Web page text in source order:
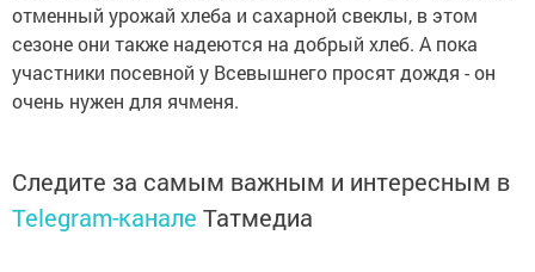
отменный урожай хлеба и сахарной свеклы, в этом
сезоне они также надеются на добрый хлеб. А пока
участники посевной у Всевышнего просят дождя - он
очень нужен для ячменя.
Следите за самым важным и интересным в
Telegram-канале Татмедиа